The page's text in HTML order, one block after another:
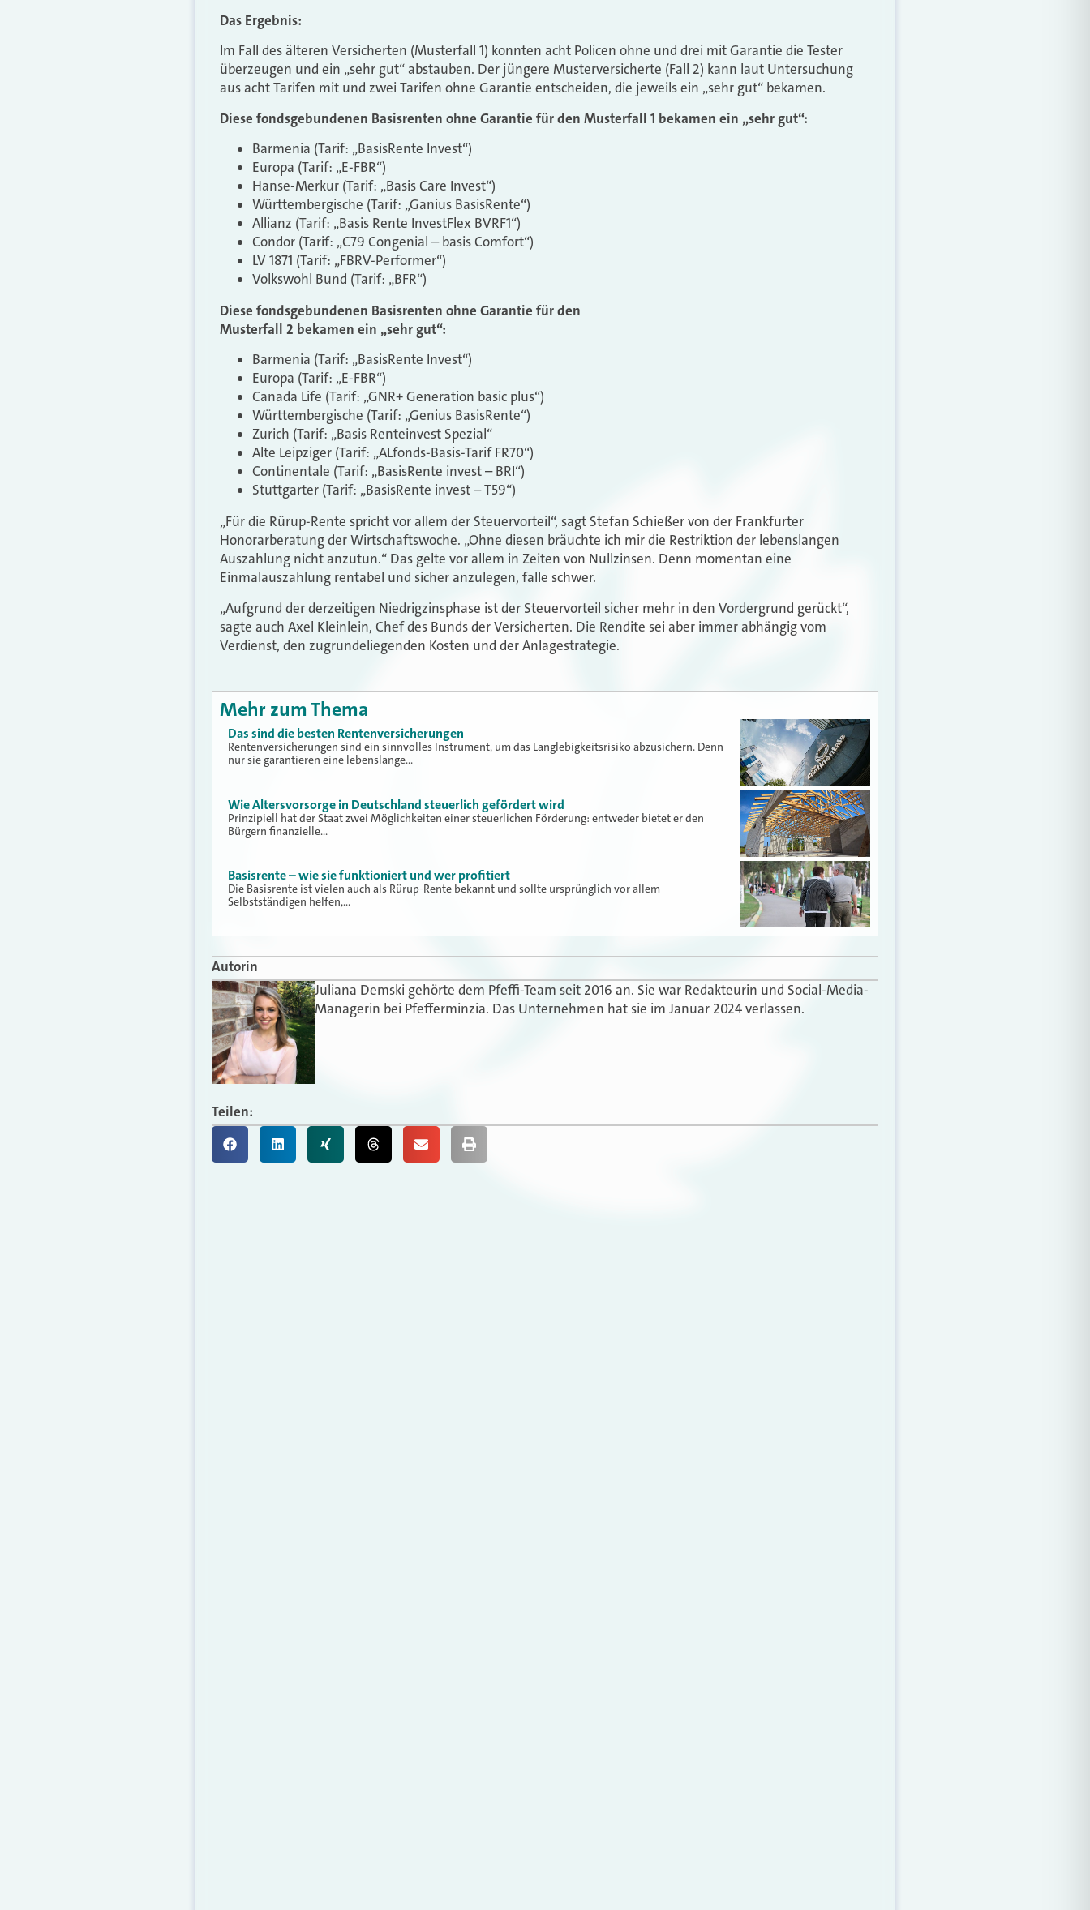
Das Ergebnis:
Im Fall des älteren Versicherten (Musterfall 1) konnten acht Policen ohne und drei mit Garantie die Tester
überzeugen und ein „sehr gut“ abstauben. Der jüngere Musterversicherte (Fall 2) kann laut Untersuchung
aus acht Tarifen mit und zwei Tarifen ohne Garantie entscheiden, die jeweils ein „sehr gut“ bekamen.
Diese fondsgebundenen Basisrenten ohne Garantie für den Musterfall 1 bekamen ein „sehr gut“:
Barmenia (Tarif: „BasisRente Invest“)
Europa (Tarif: „E-FBR“)
Hanse-Merkur (Tarif: „Basis Care Invest“)
Württembergische (Tarif: „Ganius BasisRente“)
Allianz (Tarif: „Basis Rente InvestFlex BVRF1“)
Condor (Tarif: „C79 Congenial – basis Comfort“)
LV 1871 (Tarif: „FBRV-Performer“)
Volkswohl Bund (Tarif: „BFR“)
Diese fondsgebundenen Basisrenten ohne Garantie für den
Musterfall 2 bekamen ein „sehr gut“:
Barmenia (Tarif: „BasisRente Invest“)
Europa (Tarif: „E-FBR“)
Canada Life (Tarif: „GNR+ Generation basic plus“)
Württembergische (Tarif: „Genius BasisRente“)
Zurich (Tarif: „Basis Renteinvest Spezial“
Alte Leipziger (Tarif: „ALfonds-Basis-Tarif FR70“)
Continentale (Tarif: „BasisRente invest – BRI“)
Stuttgarter (Tarif: „BasisRente invest – T59“)
„Für die Rürup-Rente spricht vor allem der Steuervorteil“, sagt Stefan Schießer von der Frankfurter
Honorarberatung der Wirtschaftswoche. „Ohne diesen bräuchte ich mir die Restriktion der lebenslangen
Auszahlung nicht anzutun.“ Das gelte vor allem in Zeiten von Nullzinsen. Denn momentan eine
Einmalauszahlung rentabel und sicher anzulegen, falle schwer.
„Aufgrund der derzeitigen Niedrigzinsphase ist der Steuervorteil sicher mehr in den Vordergrund gerückt“,
sagte auch Axel Kleinlein, Chef des Bunds der Versicherten. Die Rendite sei aber immer abhängig vom
Verdienst, den zugrundeliegenden Kosten und der Anlagestrategie.
Mehr zum Thema
Das sind die besten Rentenversicherungen
Rentenversicherungen sind ein sinnvolles Instrument, um das Langlebigkeitsrisiko abzusichern. Denn
nur sie garantieren eine lebenslange…
Wie Altersvorsorge in Deutschland steuerlich gefördert wird
Prinzipiell hat der Staat zwei Möglichkeiten einer steuerlichen Förderung: entweder bietet er den
Bürgern finanzielle…
Basisrente – wie sie funktioniert und wer profitiert
Die Basisrente ist vielen auch als Rürup-Rente bekannt und sollte ursprünglich vor allem
Selbstständigen helfen,…
Autorin
Juliana Demski gehörte dem Pfeffi-Team seit 2016 an. Sie war Redakteurin und Social-Media-
Managerin bei Pfefferminzia. Das Unternehmen hat sie im Januar 2024 verlassen.
Teilen: